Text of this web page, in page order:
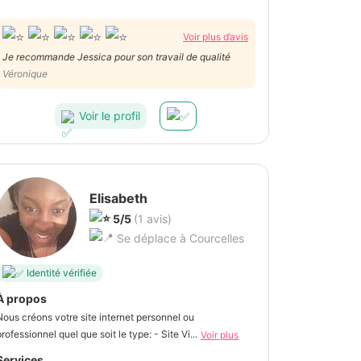
Voir plus d’avis
Je recommande Jessica pour son travail de qualité
Véronique
Voir le profil
Elisabeth
5/5 (1 avis)
Se déplace à Courcelles
Identité vérifiée
propos
créons votre site internet personnel ou
quel que soit le type: - Site Vi... Voir plus